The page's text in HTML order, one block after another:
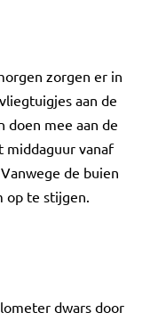
zorgen er in
aan de
doen mee aan de
middaguur vanaf
de buien
op te stijgen.
dwars door